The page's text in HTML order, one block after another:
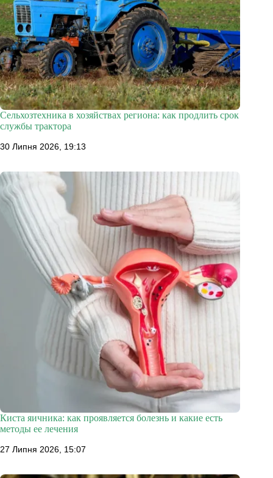
Сельхозтехника в хозяйствах региона: как продлить срок
службы трактора
30 Липня 2026, 19:13
Киста яичника: как проявляется болезнь и какие есть
методы ее лечения
27 Липня 2026, 15:07